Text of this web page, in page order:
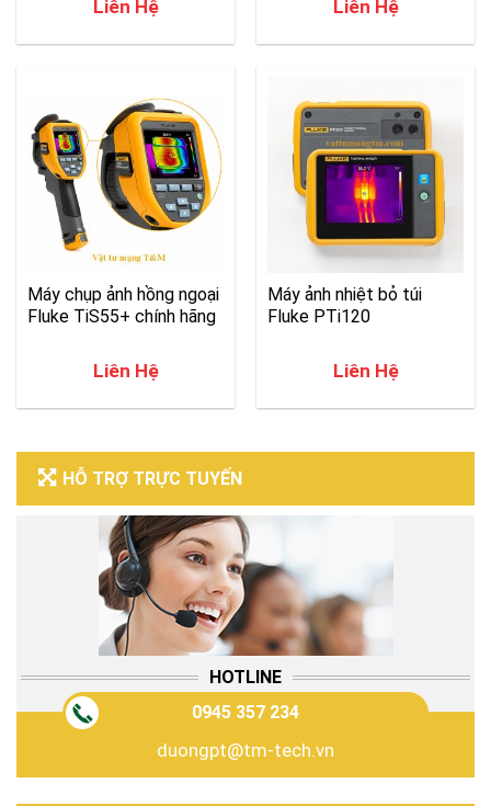
Liên Hệ Liên Hệ
Máy chụp ảnh hồng ngoại
Fluke TiS55+ chính hãng
Liên Hệ
Máy ảnh nhiệt bỏ túi
Fluke PTi120
Liên Hệ
HỖ TRỢ TRỰC TUYẾN
HOTLINE
0945 357 234
duongpt@tm-tech.vn